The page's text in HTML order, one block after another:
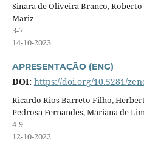
Sinara de Oliveira Branco,
Mariz
3-7
14-10-2023
APRESENTAÇÃO (ENG)
DOI: https://doi.org/10.5281/
Ricardo Rios Barreto Filho,
Pedrosa Fernandes, Mariana de
4-9
12-10-2022